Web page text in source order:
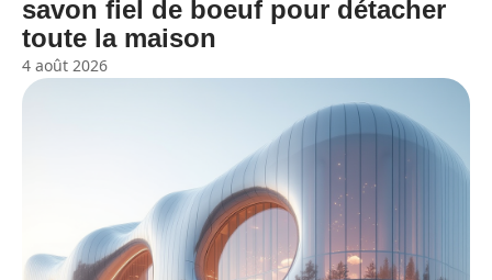
savon fiel de boeuf pour détacher
toute la maison
4 août 2026